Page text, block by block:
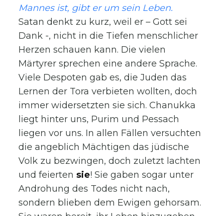
Mannes ist, gibt er um sein Leben.
Satan denkt zu kurz, weil er – Gott sei
Dank -, nicht in die Tiefen menschlicher
Herzen schauen kann. Die vielen
Märtyrer sprechen eine andere Sprache.
Viele Despoten gab es, die Juden das
Lernen der Tora verbieten wollten, doch
immer widersetzten sie sich. Chanukka
liegt hinter uns, Purim und Pessach
liegen vor uns. In allen Fällen versuchten
die angeblich Mächtigen das jüdische
Volk zu bezwingen, doch zuletzt lachten
und feierten sie! Sie gaben sogar unter
Androhung des Todes nicht nach,
sondern blieben dem Ewigen gehorsam.